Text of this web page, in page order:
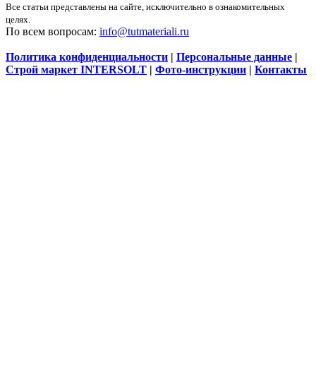
Все статьи представлены на сайте, исключительно в ознакомительных
целях.
По всем вопросам: info@tutmateriali.ru
Политика конфиденциальности | Персональные данные |
Строй маркет INTERSOLT | Фото-инструкции | Контакты